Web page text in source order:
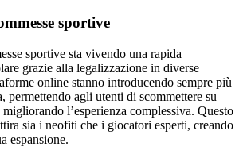
sportive
sportive sta vivendo una rapida
grazie alla legalizzazione in diverse
online stanno introducendo sempre più
permettendo agli utenti di scommettere su
l’esperienza complessiva. Questo
sia i neofiti che i giocatori esperti, creando
espansione.